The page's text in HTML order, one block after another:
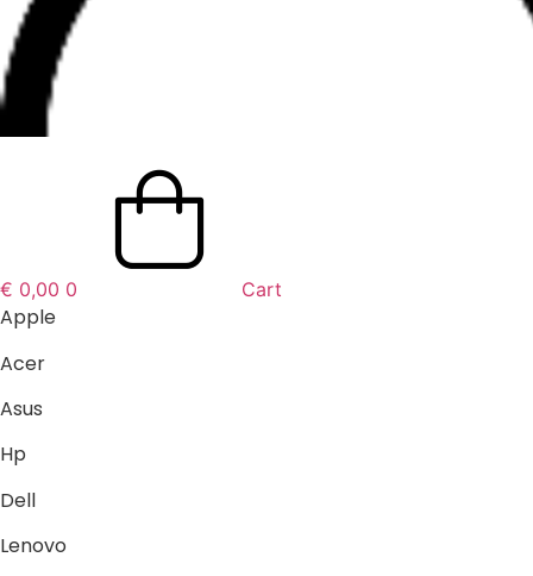
€ 0,00 0 Cart
Apple
Acer
Asus
Hp
Dell
Lenovo